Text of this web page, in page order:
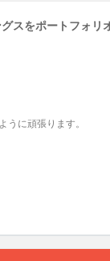
スをポートフォリ
うに頑張ります。